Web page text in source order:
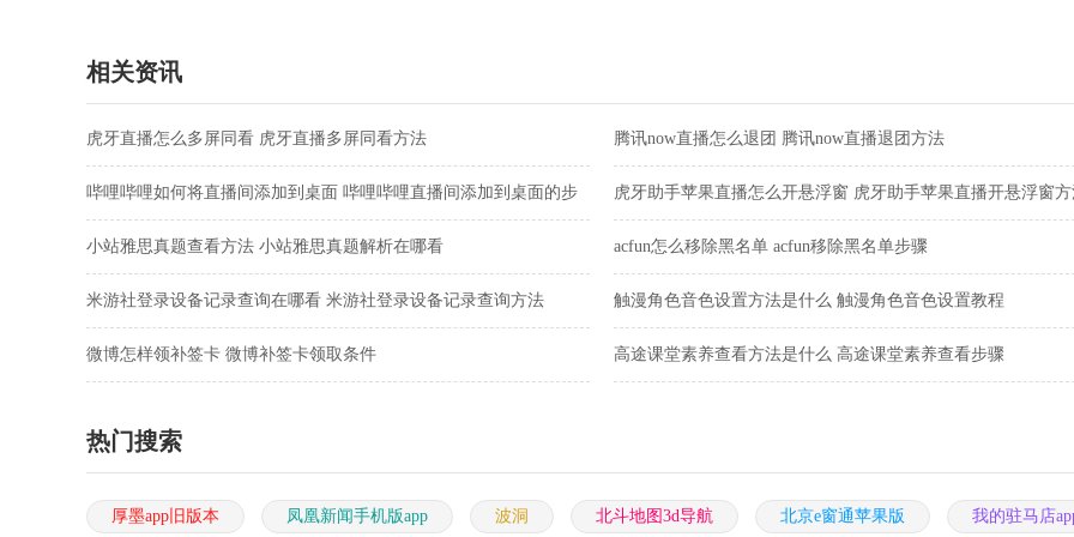
相关资讯
虎牙直播怎么多屏同看 虎牙直播多屏同看方法 腾讯now直播怎么退团 腾讯now直播退团方法
哔哩哔哩如何将直播间添加到桌面 哔哩哔哩直播间添加到桌面的步
骤
虎牙助手苹果直播怎么开悬浮窗 虎牙助手苹果直播开悬浮窗
小站雅思真题查看方法 小站雅思真题解析在哪看 acfun怎么移除黑名单 acfun移除黑名单步骤
米游社登录设备记录查询在哪看 米游社登录设备记录查询方法 触漫角色音色设置方法是什么 触漫角色音色设置教程
微博怎样领补签卡 微博补签卡领取条件 高途课堂素养查看方法是什么 高途课堂素养查看步骤
热门搜索
厚墨app旧版本 凤凰新闻手机版app 波洞 北斗地图3d导航 北京e窗通苹果版 我的驻马店